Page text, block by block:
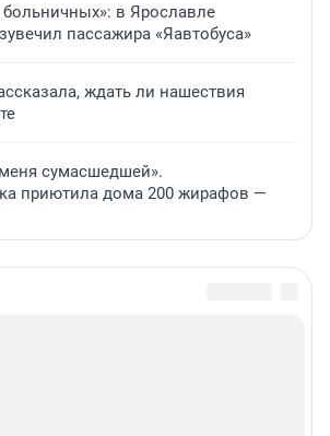
в Ярославле
пассажира «Яавтобуса»
ждать ли нашествия
меня сумасшедшей».
приютила дома 200 жирафов —